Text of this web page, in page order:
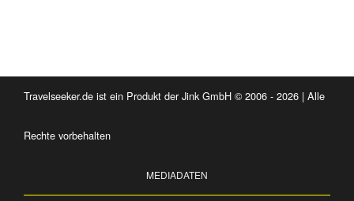
Travelseeker.de ist ein Produkt der Jink GmbH © 2006 - 2026 | Alle
Rechte vorbehalten
MEDIADATEN